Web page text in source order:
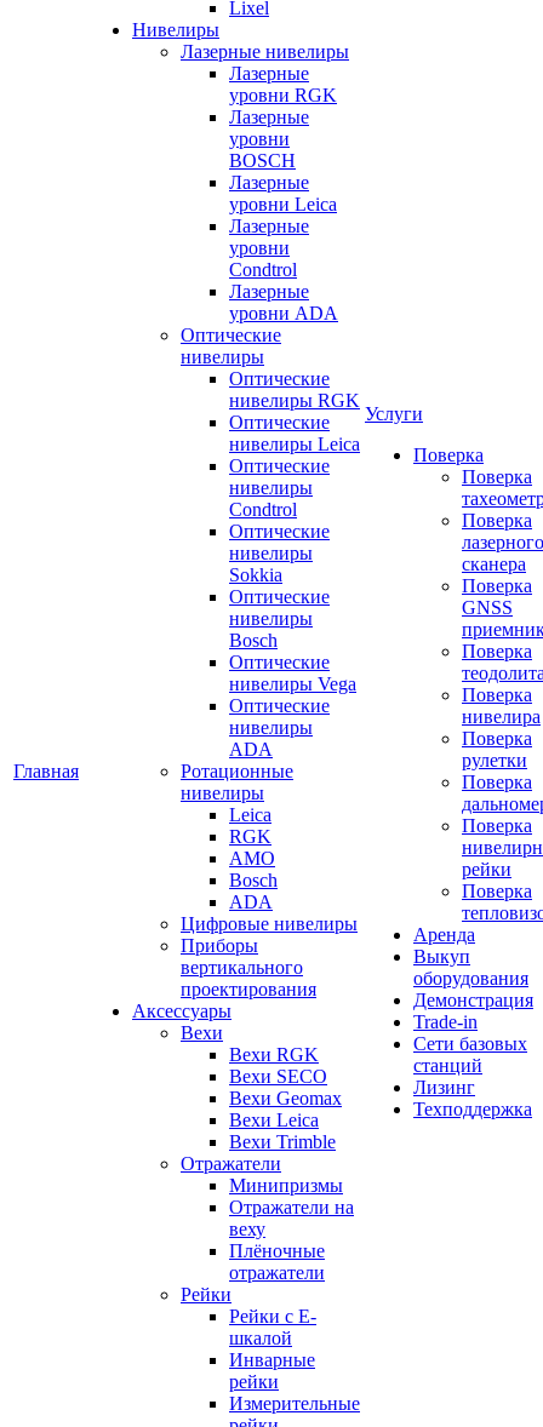
Главная
Lixel
Нивелиры
Лазерные нивелиры
Лазерные
уровни RGK
Лазерные
уровни
BOSCH
Лазерные
уровни Leica
Лазерные
уровни
Condtrol
Лазерные
уровни ADA
Оптические
нивелиры
Оптические
нивелиры RGK
Оптические
нивелиры Leica
Оптические
нивелиры
Condtrol
Оптические
нивелиры
Sokkia
Оптические
нивелиры
Bosch
Оптические
нивелиры Vega
Оптические
нивелиры
ADA
Ротационные
нивелиры
Leica
RGK
AMO
Bosch
ADA
Цифровые нивелиры
Приборы
вертикального
проектирования
Аксессуары
Вехи
Вехи RGK
Вехи SECO
Вехи Geomax
Вехи Leica
Вехи Trimble
Отражатели
Минипризмы
Отражатели на
веху
Плёночные
отражатели
Рейки
Рейки с E-
шкалой
Инварные
рейки
Измерительные
Услуги
Поверка
Поверка
Поверка
лазерного
сканера
Поверка
GNSS
Поверка
Поверка
нивелира
Поверка
рулетки
Поверка
Поверка
рейки
Поверка
Аренда
Выкуп
оборудования
Демонстрация
Trade-in
Сети базовых
станций
Лизинг
Техподдержка